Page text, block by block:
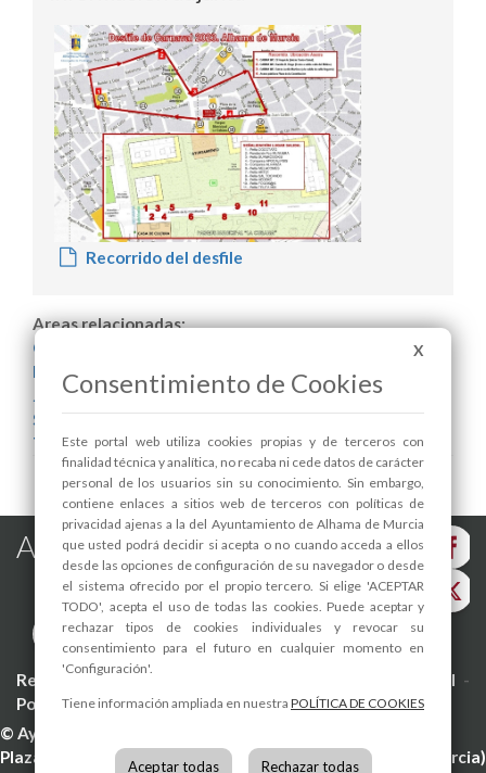
Recorrido del desfile
Areas relacionadas:
Cultura y Patrimonio
Festejos
Juventud
Seguridad Ciudadana y Tráfico
Turismo
Alhama de Murcia en las Redes
Registro de actividades de tratamiento Aviso Legal -
Política de Privacidad-Política de Cookies
© Ayuntamiento de Alhama de Murcia
Plaza de la Constitución, 1
30840 Alhama de Murcia
(Murcia)
X
Consentimiento de Cookies
Este portal web utiliza cookies propias y de terceros con
finalidad técnica y analítica, no recaba ni cede datos de carácter
personal de los usuarios sin su conocimiento. Sin embargo,
contiene enlaces a sitios web de terceros con políticas de
privacidad ajenas a la del Ayuntamiento de Alhama de Murcia
que usted podrá decidir si acepta o no cuando acceda a ellos
desde las opciones de configuración de su navegador o desde
el sistema ofrecido por el propio tercero. Si elige 'ACEPTAR
TODO', acepta el uso de todas las cookies. Puede aceptar y
rechazar tipos de cookies individuales y revocar su
consentimiento para el futuro en cualquier momento en
'Configuración'.
Tiene información ampliada en nuestra POLÍTICA DE COOKIES
Aceptar todas Rechazar todas